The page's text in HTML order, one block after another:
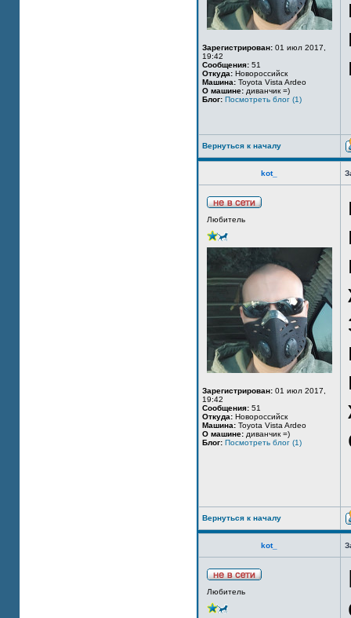
Зарегистрирован: 01 июл 2017,
19:42
Сообщения: 51
Откуда: Новороссийск
Машина: Toyota Vista Ardeo
О машине: диванчик =)
Блог: Посмотреть блог (1)
Вернуться к началу
kot_
Любитель
Зарегистрирован: 01 июл 2017,
19:42
Сообщения: 51
Откуда: Новороссийск
Машина: Toyota Vista Ardeo
О машине: диванчик =)
Блог: Посмотреть блог (1)
Вернуться к началу
kot_
Любитель